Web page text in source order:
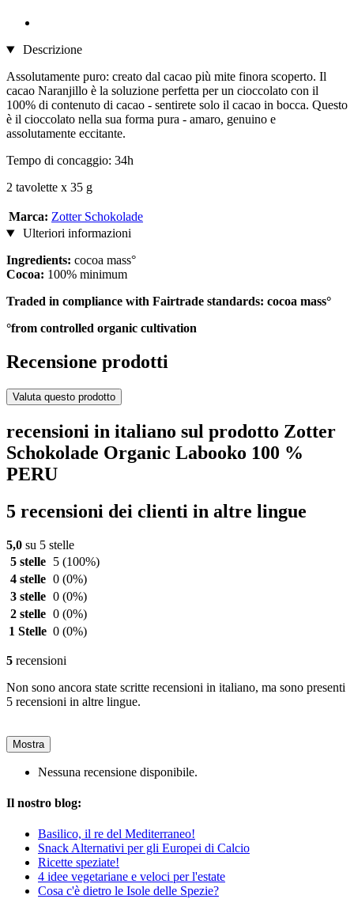
Descrizione
Assolutamente puro: creato dal cacao più mite finora scoperto. Il
cacao Naranjillo è la soluzione perfetta per un cioccolato con il
100% di contenuto di cacao - sentirete solo il cacao in bocca. Questo
è il cioccolato nella sua forma pura - amaro, genuino e
assolutamente eccitante.
Tempo di concaggio: 34h
2 tavolette x 35 g
Marca: Zotter Schokolade
Ulteriori informazioni
Ingredients: cocoa mass°
Cocoa: 100% minimum
Traded in compliance with Fairtrade standards: cocoa mass°
°from controlled organic cultivation
Recensione prodotti
Valuta questo prodotto
recensioni in italiano sul prodotto Zotter
Schokolade Organic Labooko 100 %
PERU
5 recensioni dei clienti in altre lingue
5,0 su 5 stelle
5 stelle
5 (100%)
4 stelle 0 (0%)
3 stelle 0 (0%)
2 stelle 0 (0%)
1 Stelle 0 (0%)
5 recensioni
Non sono ancora state scritte recensioni in italiano, ma sono presenti
5 recensioni in altre lingue.
Mostra
Nessuna recensione disponibile.
Il nostro blog:
Basilico, il re del Mediterraneo!
Snack Alternativi per gli Europei di Calcio
Ricette speziate!
4 idee vegetariane e veloci per l'estate
Cosa c'è dietro le Isole delle Spezie?